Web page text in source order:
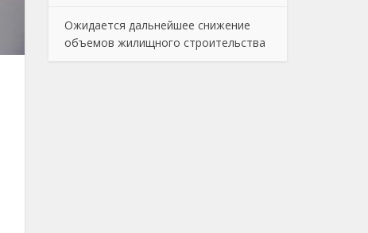
Ожидается дальнейшее снижение
объемов жилищного строительства